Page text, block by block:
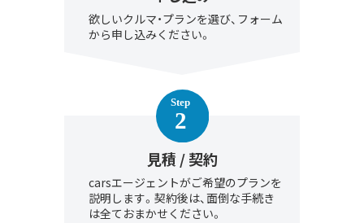
欲しいクルマ・プランを選び、フォーム
から申し込みください。
見積 / 契約
carsエージェントがご希望のプランを
説明します。契約後は、面倒な手続き
は全ておまかせください。